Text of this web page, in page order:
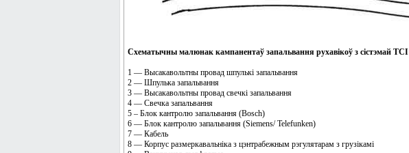
Схематычны малюнак кампанентаў запальвання рухавікоў з сістэмай TCI
1 — Высакавольтны провад шпулькі запальвання
2 — Шпулька запальвання
3 — Высакавольтны провад свечкі запальвання
4 — Свечка запальвання
5 – Блок кантролю запальвання (Bosch)
6 — Блок кантролю запальвання (Siemens/ Telefunken)
7 — Кабель
8 — Корпус размеркавальніка з цэнтрабежным рэгулятарам з грузікамі